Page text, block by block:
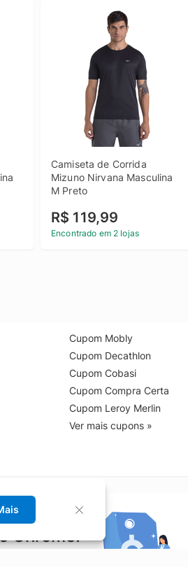
Camiseta de Corrida
Mizuno Nirvana Masculina
M Preto
R$ 119,99
Encontrado em 2 lojas
Cupom Mobly
Cupom Decathlon
Cupom Cobasi
Cupom Compra Certa
Cupom Leroy Merlin
Ver mais cupons »
Chrome!